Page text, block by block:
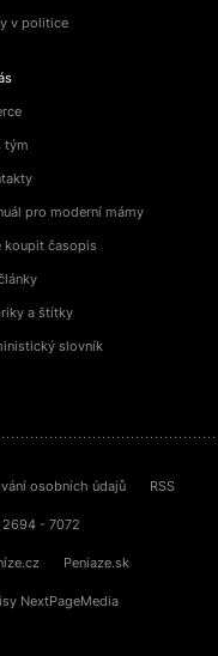
v politice
tým
pro moderní mámy
koupit časopis
a štítky
slovník
osobních údajů RSS
- 7072
Peniaze.sk
NextPageMedia